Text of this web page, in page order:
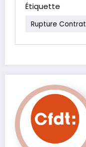
Étiquette
Rupture Contrat